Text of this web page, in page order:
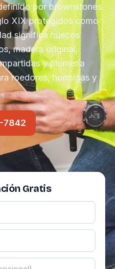
por brownstones
XIX protegidos como
significa huecos
madera original,
y plomería
roedores, hormigas y
7842
Gratis